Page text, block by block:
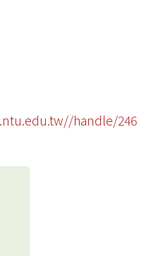
handle/246